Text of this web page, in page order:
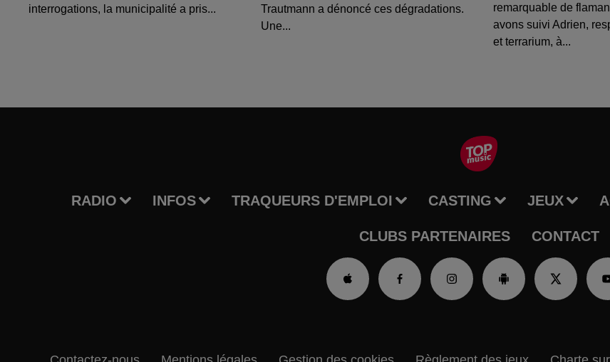
interrogations, la municipalité a pris...
Trautmann a dénoncé ces dégradations.
Une...
remarquable de
avons suivi Adrien,
et terrarium, à...
RADIO INFOS TRAQUEURS D'EMPLOI CASTING JEUX
CLUBS PARTENAIRES CONTACT